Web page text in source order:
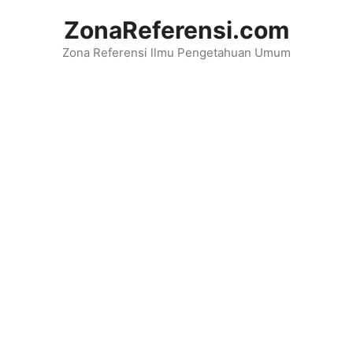
ZonaReferensi.com
Zona Referensi llmu Pengetahuan Umum